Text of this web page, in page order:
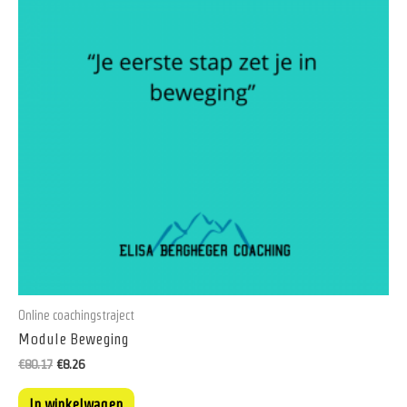
Online coachingstraject
Module Beweging
€80.17 Oorspronkelijke
was:
€8.26Huidige
is: